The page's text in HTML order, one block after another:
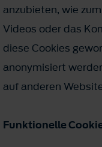
anzubieten, wie
Videos oder das
diese Cookies
anonymisiert
auf anderen
Funktionelle